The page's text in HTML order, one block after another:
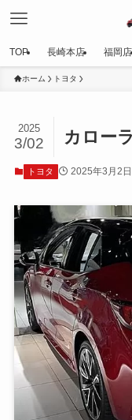
TOP 長崎本店 福岡店
ホーム トヨタ
カロー
2025
3/02
トヨタ 2025年3月2日